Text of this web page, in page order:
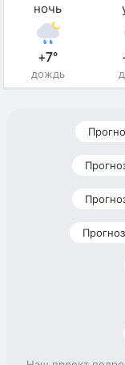
ночь
+7°
дождь